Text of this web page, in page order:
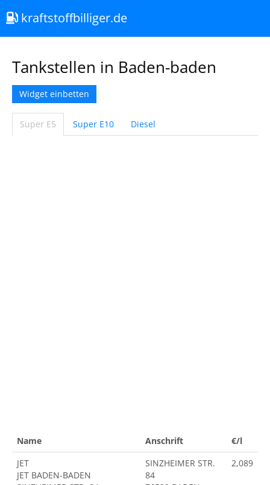
kraftstoffbilliger.de
Tankstellen in Baden-baden
Widget einbetten
Super E5 Super E10 Diesel
Name Anschrift
€/l
JET
JET BADEN-BADEN
SINZHEIMER STR.
84
2,089